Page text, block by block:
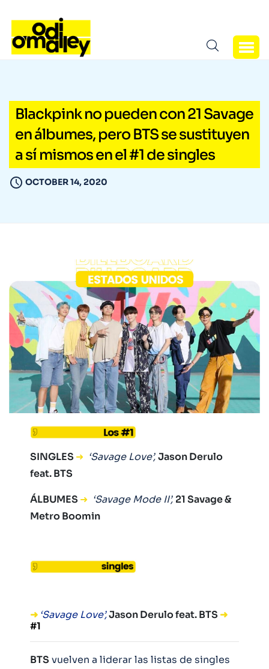
Blackpink no pueden con 21 Savage
en álbumes, pero BTS se sustituyen
a sí mismos en el #1 de singles
OCTOBER 14, 2020
SINGLES ➜ ‘Savage Love’,Jason Derulo
feat. BTS
ÁLBUMES ➜ ‘Savage Mode II’, 21 Savage &
Metro Boomin
➜ ‘Savage Love’,Jason Derulo feat. BTS ➜
#1
BTS vuelven a liderar las listas de singles